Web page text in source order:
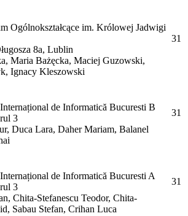
Ogólnokształcące im. Królowej Jadwigi
8a, Lublin
Maria Bażęcka, Maciej Guzowski,
Ignacy Kleszowski
31
de Informatică Bucuresti B
3
Duca Lara, Daher Mariam, Balanel
31
de Informatică Bucuresti A
3
Chita-Stefanescu Teodor, Chita-
Sabau Stefan, Crihan Luca
31